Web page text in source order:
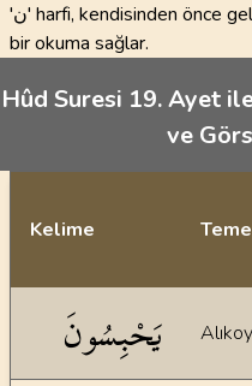
'ن' harfi, kendisinden önce gelen harflerle birleşerek daha akıcı
bir okuma sağlar.
Hûd Suresi 19. Ayet
ve
Kelime
يَحْبِسُونَ